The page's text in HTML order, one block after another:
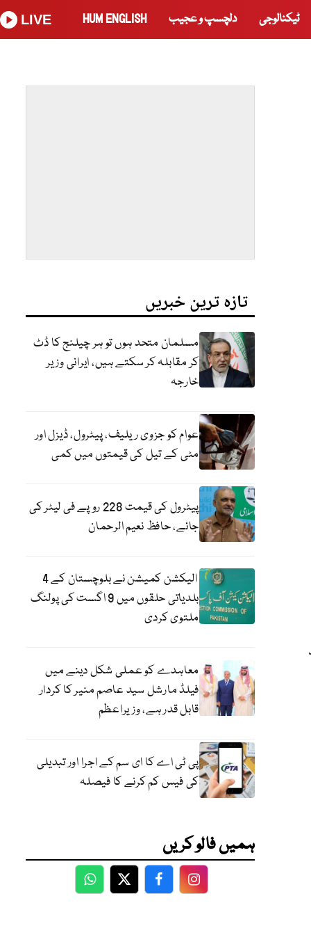
ٹیکنالوجی دلچسپ و عجیب HUM ENGLISH
LIVE
تازہ ترین خبریں
مسلمان متحد ہوں تو ہر چیلنج کا ڈٹ
کر مقابلہ کر سکتے ہیں، ایرانی وزیر
خارجہ
عوام کو جزوی ریلیف، پیٹرول، ڈیزل اور
مٹی کے تیل کی قیمتوں میں کمی
پیٹرول کی قیمت 228 روپے فی لیٹر کی
جائے، حافظ نعیم الرحمان
الیکشن کمیشن نے بلوچستان کے 4
بلدیاتی حلقوں میں 9 اگست کی پولنگ
ملتوی کردی
معاہدے کو عملی شکل دینے میں
فیلڈ مارشل سید عاصم منیر کا کردار
قابل قدر ہے، وزیراعظم
پی ٹی اے کا ای سم کے اجرا اور تبدیلی
کی فیس کم کرنے کا فیصلہ
ہمیں فالو کریں
WhatsApp
TwitterFacebookFacebook